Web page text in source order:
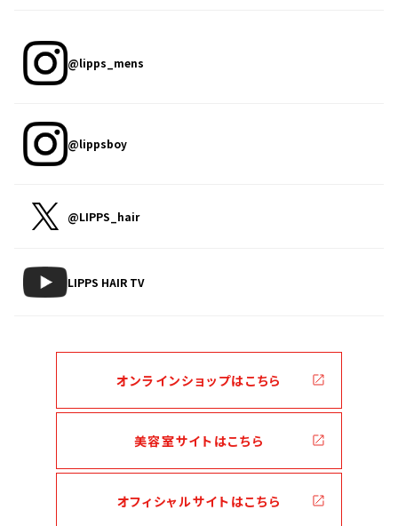
@lipps_mens
@lippsboy
@LIPPS_hair
LIPPS HAIR TV
オンラインショップはこちら
美容室サイトはこちら
オフィシャルサイトはこちら